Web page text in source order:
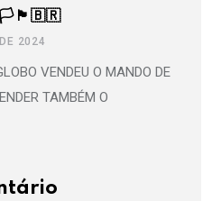
2024
VENDEU O MANDO DE
TAMBÉM O